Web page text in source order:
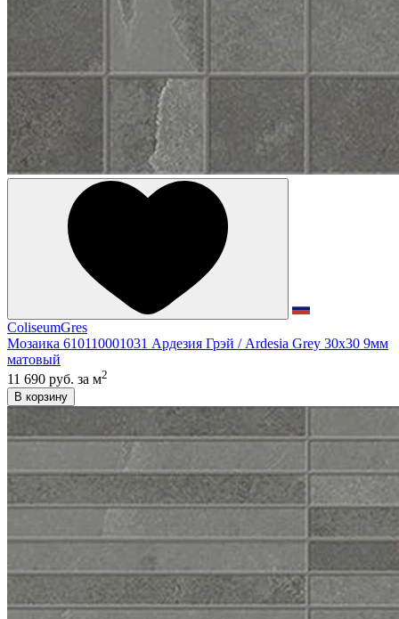
ColiseumGres
Мозаика 610110001031 Ардезия Грэй / Ardesia Grey 30x30 9мм
матовый
11 690 руб. за м2
В корзину